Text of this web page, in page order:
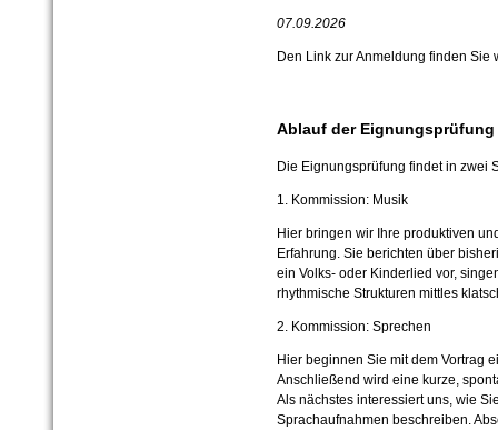
07.09.2026
Den Link zur Anmeldung finden Sie
Ablauf der Eignungsprüfung
Die Eignungsprüfung findet in zwei
1. Kommission: Musik
Hier bringen wir Ihre produktiven
Erfahrung. Sie berichten über
ein Volks- oder Kinderlied vor,
rhythmische Strukturen mittles
2. Kommission: Sprechen
Hier beginnen Sie mit dem Vortrag
Anschließend wird eine kurze,
Als nächstes interessiert uns, wie
Sprachaufnahmen beschreiben.